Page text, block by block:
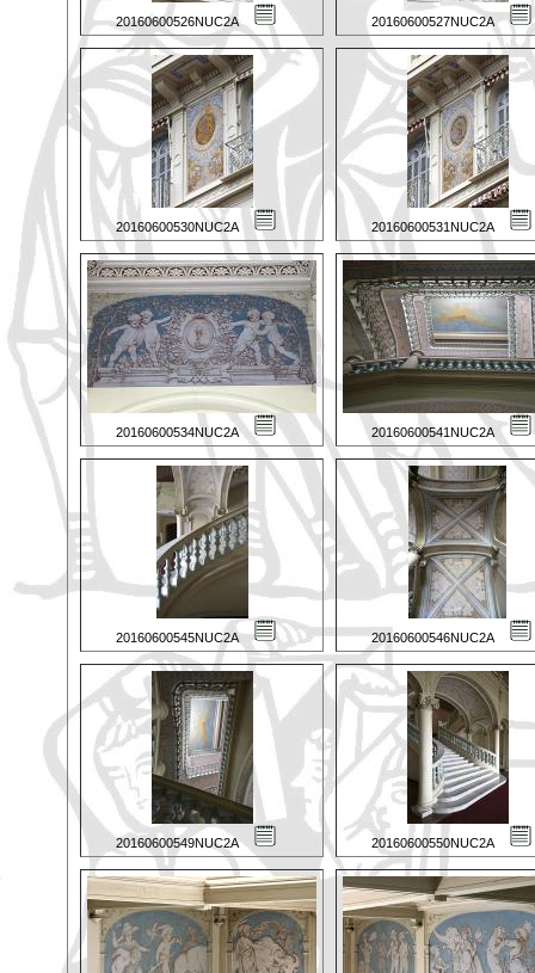
20160600526NUC2A 20160600527NUC2A
20160600530NUC2A 20160600531NUC2A
20160600534NUC2A 20160600541NUC2A
20160600545NUC2A 20160600546NUC2A
20160600549NUC2A 20160600550NUC2A